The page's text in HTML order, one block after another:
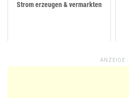
Strom erzeugen & vermarkten
ANZEIGE